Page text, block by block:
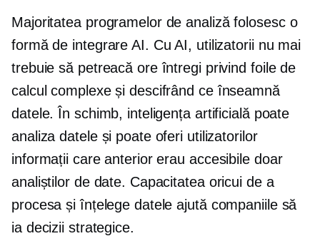
Majoritatea programelor de analiză folosesc o
formă de integrare AI. Cu AI, utilizatorii nu mai
trebuie să petreacă ore întregi privind foile de
calcul complexe și descifrând ce înseamnă
datele. În schimb, inteligența artificială poate
analiza datele și poate oferi utilizatorilor
informații care anterior erau accesibile doar
analiștilor de date. Capacitatea oricui de a
procesa și înțelege datele ajută companiile să
ia decizii strategice.